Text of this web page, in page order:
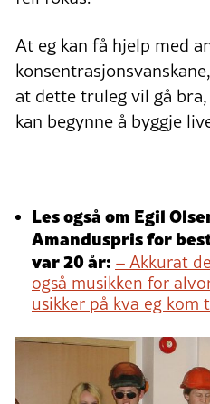
At eg kan få hjelp med
at dette truleg vil gå
kan begynne å byggje
Les også om Egil
Amanduspris for
var 20 år: – Akkurat
også musikken for
usikker på kva eg kom